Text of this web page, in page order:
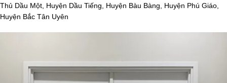
Thủ Dầu Một, Huyện Dầu Tiếng, Huyện Bàu Bàng, Huyện Phú Giáo,
Huyện Bắc Tân Uyên